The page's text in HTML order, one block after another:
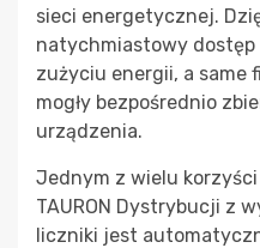
sieci energetycznej.
natychmiastowy
zużyciu energii, a same
mogły bezpośrednio
urządzenia.
Jednym z wielu
TAURON Dystrybucji z
liczniki jest